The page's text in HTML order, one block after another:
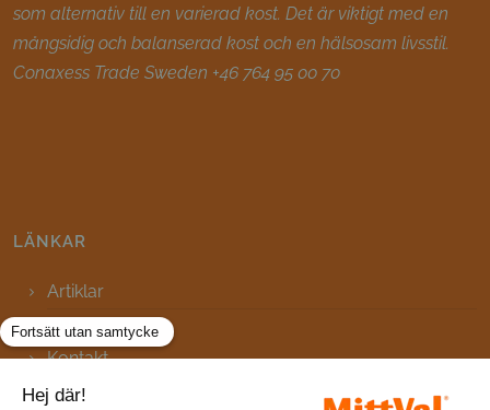
som alternativ till en varierad kost. Det är viktigt med en
mångsidig och balanserad kost och en hälsosam livsstil.
Conaxess Trade Sweden +46 764 95 00 70
LÄNKAR
Artiklar
FAQ
Kontakt
Webbplatskarta